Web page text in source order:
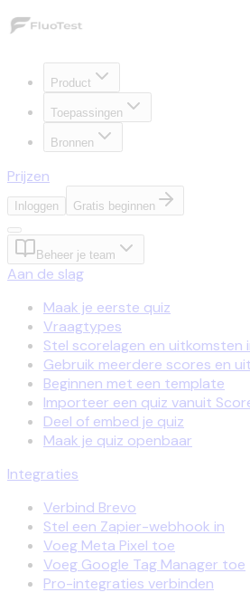
Product
Toepassingen
Bronnen
Prijzen
Inloggen Gratis beginnen
Beheer je team
Aan de slag
Maak je eerste quiz
Vraagtypes
Stel scorelagen en uitkomsten
Gebruik meerdere scores en
Beginnen met een template
Importeer een quiz vanuit
Deel of embed je quiz
Maak je quiz openbaar
Integraties
Verbind Brevo
Stel een Zapier-webhook in
Voeg Meta Pixel toe
Voeg Google Tag Manager toe
Pro-integraties verbinden